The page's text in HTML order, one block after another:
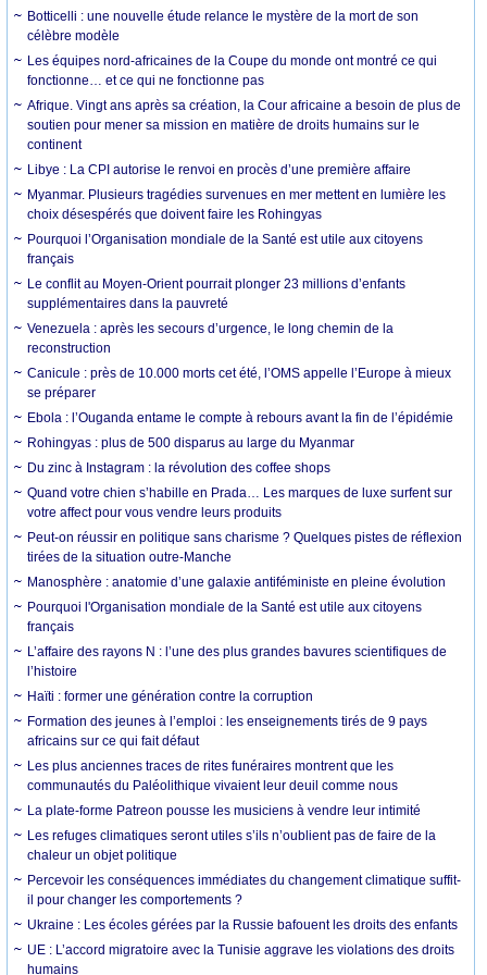
Botticelli : une nouvelle étude relance le mystère de la mort de son
célèbre modèle
Les équipes nord-africaines de la Coupe du monde ont montré ce qui
fonctionne… et ce qui ne fonctionne pas
Afrique. Vingt ans après sa création, la Cour africaine a besoin de plus de
soutien pour mener sa mission en matière de droits humains sur le
continent
Libye : La CPI autorise le renvoi en procès d’une première affaire
Myanmar. Plusieurs tragédies survenues en mer mettent en lumière les
choix désespérés que doivent faire les Rohingyas
Pourquoi l’Organisation mondiale de la Santé est utile aux citoyens
français
Le conflit au Moyen-Orient pourrait plonger 23 millions d’enfants
supplémentaires dans la pauvreté
Venezuela : après les secours d’urgence, le long chemin de la
reconstruction
Canicule : près de 10.000 morts cet été, l’OMS appelle l’Europe à mieux
se préparer
Ebola : l’Ouganda entame le compte à rebours avant la fin de l’épidémie
Rohingyas : plus de 500 disparus au large du Myanmar
Du zinc à Instagram : la révolution des coffee shops
Quand votre chien s’habille en Prada… Les marques de luxe surfent sur
votre affect pour vous vendre leurs produits
Peut-on réussir en politique sans charisme ? Quelques pistes de réflexion
tirées de la situation outre-Manche
Manosphère : anatomie d’une galaxie antiféministe en pleine évolution
Pourquoi l'Organisation mondiale de la Santé est utile aux citoyens
français
L’affaire des rayons N : l’une des plus grandes bavures scientifiques de
l’histoire
Haïti : former une génération contre la corruption
Formation des jeunes à l’emploi : les enseignements tirés de 9 pays
africains sur ce qui fait défaut
Les plus anciennes traces de rites funéraires montrent que les
communautés du Paléolithique vivaient leur deuil comme nous
La plate-forme Patreon pousse les musiciens à vendre leur intimité
Les refuges climatiques seront utiles s’ils n’oublient pas de faire de la
chaleur un objet politique
Percevoir les conséquences immédiates du changement climatique suffit-
il pour changer les comportements ?
Ukraine : Les écoles gérées par la Russie bafouent les droits des enfants
UE : L’accord migratoire avec la Tunisie aggrave les violations des droits
humains